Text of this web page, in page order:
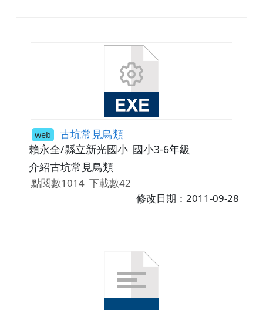
web 古坑常見鳥類
賴永全/縣立新光國小 國小3-6年級
介紹古坑常見鳥類
點閱數1014 下載數42
修改日期：2011-09-28